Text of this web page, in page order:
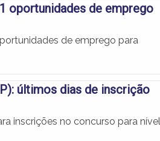
oportunidades de emprego
de emprego para
últimos dias de inscrição
inscrições no concurso para nível